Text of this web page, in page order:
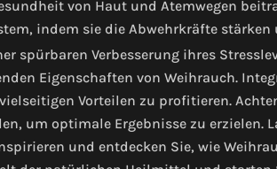
von Haut und Atemwegen
indem sie die Abwehrkräfte stärken
spürbaren Verbesserung ihres
Eigenschaften von Weihrauch.
Vorteilen zu profitieren.
um optimale Ergebnisse zu erzielen.
und entdecken Sie, wie